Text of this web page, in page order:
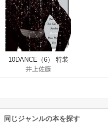
10DANCE（6） 特装
版
井上佐藤
同じジャンルの本を探す